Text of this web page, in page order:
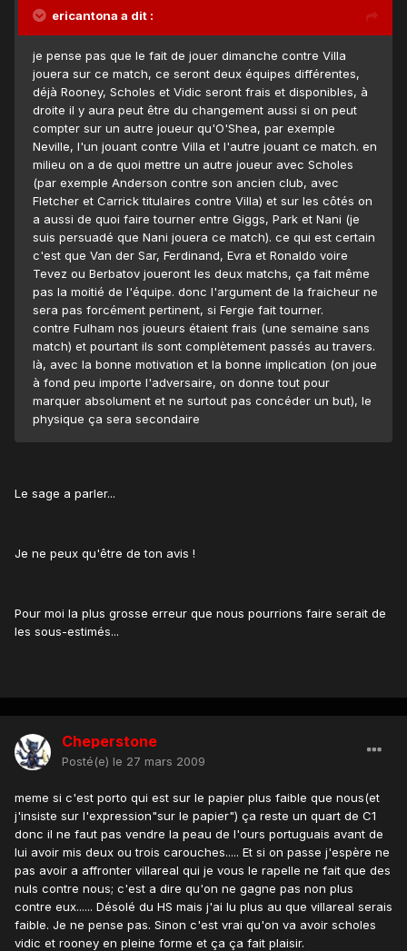
ericantona a dit :
je pense pas que le fait de jouer dimanche contre Villa
jouera sur ce match, ce seront deux équipes différentes,
déjà Rooney, Scholes et Vidic seront frais et disponibles, à
droite il y aura peut être du changement aussi si on peut
compter sur un autre joueur qu'O'Shea, par exemple
Neville, l'un jouant contre Villa et l'autre jouant ce match. en
milieu on a de quoi mettre un autre joueur avec Scholes
(par exemple Anderson contre son ancien club, avec
Fletcher et Carrick titulaires contre Villa) et sur les côtés on
a aussi de quoi faire tourner entre Giggs, Park et Nani (je
suis persuadé que Nani jouera ce match). ce qui est certain
c'est que Van der Sar, Ferdinand, Evra et Ronaldo voire
Tevez ou Berbatov joueront les deux matchs, ça fait même
pas la moitié de l'équipe. donc l'argument de la fraicheur ne
sera pas forcément pertinent, si Fergie fait tourner.
contre Fulham nos joueurs étaient frais (une semaine sans
match) et pourtant ils sont complètement passés au travers.
là, avec la bonne motivation et la bonne implication (on joue
à fond peu importe l'adversaire, on donne tout pour
marquer absolument et ne surtout pas concéder un but), le
physique ça sera secondaire
Le sage a parler...
Je ne peux qu'être de ton avis !
Pour moi la plus grosse erreur que nous pourrions faire serait de
les sous-estimés...
Cheperstone
Posté(e) le 27 mars 2009
meme si c'est porto qui est sur le papier plus faible que nous(et
j'insiste sur l'expression"sur le papier") ça reste un quart de C1
donc il ne faut pas vendre la peau de l'ours portuguais avant de
lui avoir mis deux ou trois carouches..... Et si on passe j'espère ne
pas avoir a affronter villareal qui je vous le rapelle ne fait que des
nuls contre nous; c'est a dire qu'on ne gagne pas non plus
contre eux...... Désolé du HS mais j'ai lu plus au que villareal serais
faible. Je ne pense pas. Sinon c'est vrai qu'on va avoir scholes
vidic et rooney en pleine forme et ça ça fait plaisir.